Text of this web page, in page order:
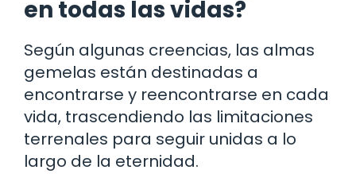
en todas las vidas?
Según algunas creencias, las almas
gemelas están destinadas a
encontrarse y reencontrarse en cada
vida, trascendiendo las limitaciones
terrenales para seguir unidas a lo
largo de la eternidad.